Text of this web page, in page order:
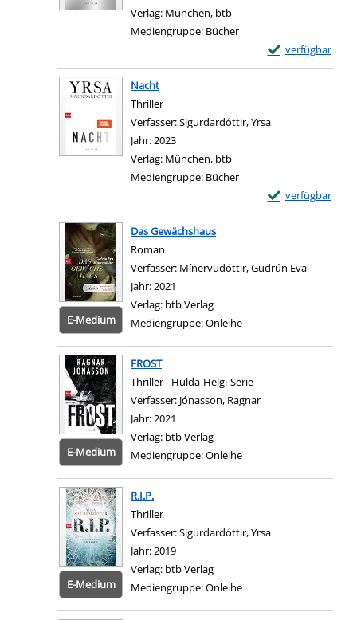
Verlag: München, btb
Mediengruppe: Bücher
verfügbar
Exemplar-Details
Zum Download
Nacht
Thriller
Verfasser:Sigurdardóttir, Yrsa
Jahr:2023
Verlag: München, btb
Mediengruppe: Bücher
verfügbar
Exemplar-Details
Zum Download
E-Medium
Das Gewächshaus
Roman
Verfasser: Mínervudóttir, Gudrún Eva
Jahr:2021
Verlag: btb Verlag
Mediengruppe:Onleihe
E-Medium
FROST
Thriller - Hulda-Helgi-Serie
Verfasser: Jónasson, Ragnar
Jahr:2021
Verlag: btb Verlag
Mediengruppe:Onleihe
E-Medium
R.I.P.
Thriller
Verfasser:Sigurdardóttir, Yrsa
Jahr:2019
Verlag: btb Verlag
Mediengruppe:Onleihe